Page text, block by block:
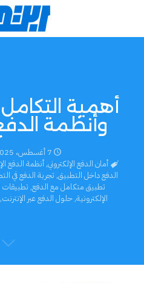
أهمية
وأنظمة
7 أغسطس، 2025
أمان الدفع الإلكتروني, أنظمة الدفع
الدفع داخل التطبيق, تجربة الدفع في
تطبيق متكامل مع الدفع, تطبيقات
الإلكترونية, حلول الدفع عبر الإنترنت,